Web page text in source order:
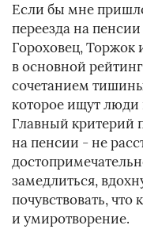
Если бы мне
переезда на
Гороховец,
в основной
сочетанием
которое ищут люди
Главный критерий
на пенсии - не
замедлиться,
почувствовать,
и умиротворение.